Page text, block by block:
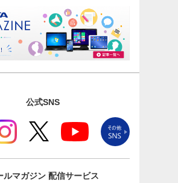
公式SNS
ルマガジン 配信サービス